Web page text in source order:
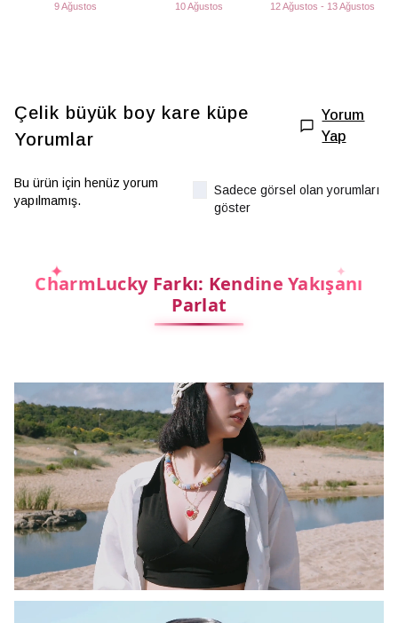
9 Ağustos 10 Ağustos 12 Ağustos - 13 Ağustos
Çelik büyük boy kare küpe
Yorumlar
Yorum
Yap
Bu ürün için henüz yorum
yapılmamış.
Sadece görsel olan yorumları
göster
CharmLucky Farkı: Kendine Yakışanı
Parlat